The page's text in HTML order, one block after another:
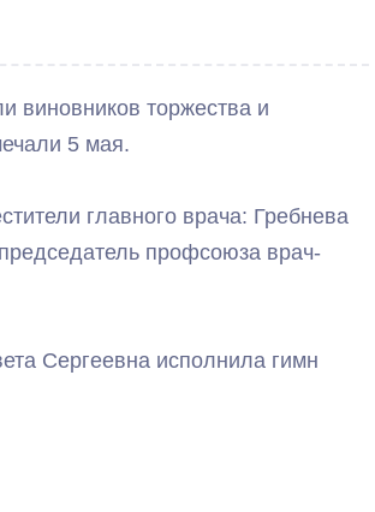
виновников торжества и
5 мая.
главного врача: Гребнева
профсоюза врач-
Сергеевна исполнила гимн